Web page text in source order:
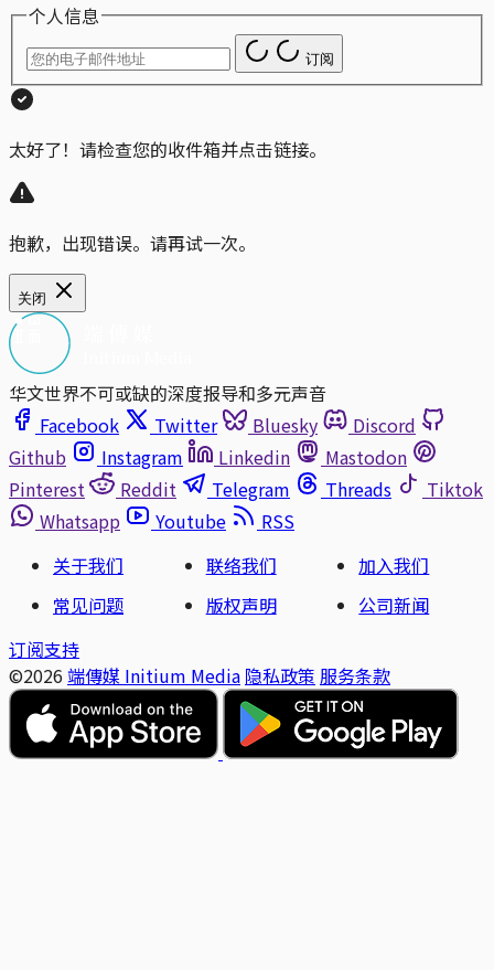
个人信息
订阅
太好了！请检查您的收件箱并点击链接。
抱歉，出现错误。请再试一次。
关闭
华文世界不可或缺的深度报导和多元声音
Facebook
Twitter Bluesky
Discord
Github
Instagram Linkedin
Mastodon
Pinterest
Reddit Telegram Threads
Tiktok
Whatsapp
Youtube
RSS
关于我们
联络我们
加入我们
常见问题
版权声明
公司新闻
订阅支持
©2026 端傳媒 Initium Media 隐私政策 服务条款